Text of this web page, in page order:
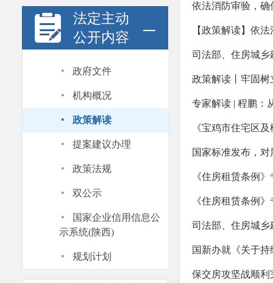
法定主动
公开内容
· 政府文件
· 机构概况
· 政策解读
· 提案建议办理
· 政策法规
· 双公示
·
国家企业信用信息公
示系统(陕西)
· 规划计划
依法消防审验，
【政策解读】依
司法部、住房城
政策解读丨牢固
专家解读 | 程鹏：
《宝鸡市住宅区
国家标准发布，
《住房租赁条例
《住房租赁条例
司法部、住房城
国新办就《关于
保交房攻坚战顺